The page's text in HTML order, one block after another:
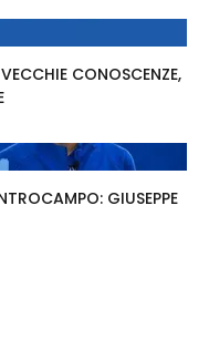
CONOSCENZE,
GIUSEPPE